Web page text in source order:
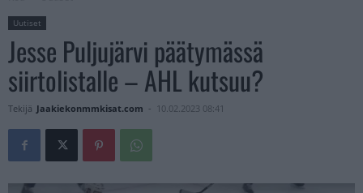
Uutiset
Jesse Puljujärvi päätymässä
siirtolistalle – AHL kutsuu?
Tekijä Jaakiekonmmkisat.com - 10.02.2023 08:41